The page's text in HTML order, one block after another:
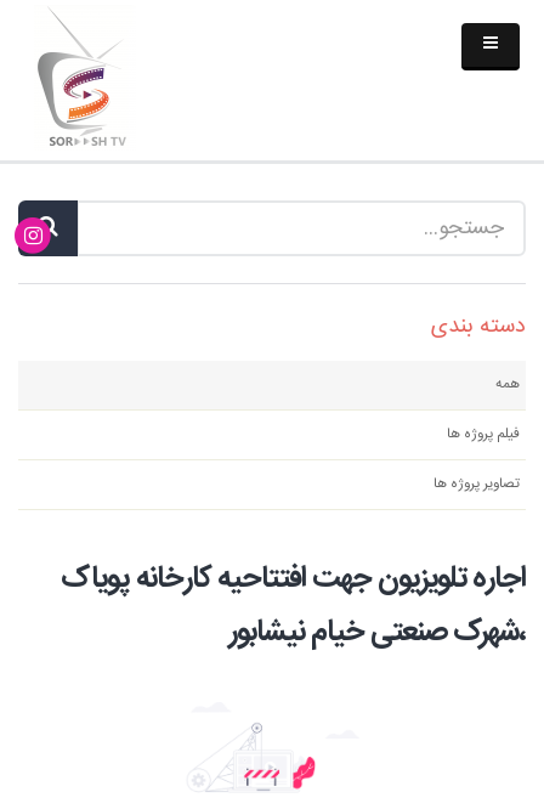
دسته بندی
همه
فیلم پروژه ها
تصاویر پروژه ها
اجاره تلویزیون جهت افتتاحیه کارخانه پویاک
،شهرک صنعتی خیام نیشابور